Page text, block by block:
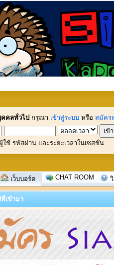
คลทั่วไป กรุณา เข้าสู่ระบบ หรือ สมัคร
ใช้ รหัสผ่าน และระยะเวลาในเซสชั่น
เว็บบอร์ด CHAT ROOM
เข้ามา